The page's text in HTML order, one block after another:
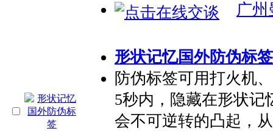
广州
形状记忆国外防伪标签
防伪标签可用打火机
5秒内，隐藏在形状记
会不可逆转的凸起，从